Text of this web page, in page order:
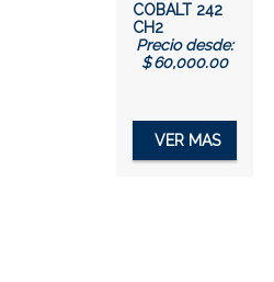
COBALT 242
CH2
Precio desde:
$60,000.00
VER MAS